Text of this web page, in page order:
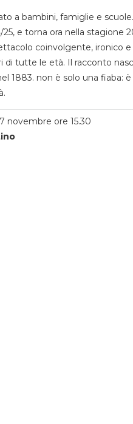
a bambini, famiglie e
e torna ora nella stagione
coinvolgente, ironico e
tutte le età. Il racconto
1883. non è solo una fiaba:
novembre ore 15.30